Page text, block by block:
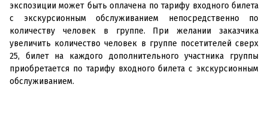
экспозиции может быть оплачена по тарифу входного билета
с экскурсионным обслуживанием непосредственно по
количеству человек в группе. При желании заказчика
увеличить количество человек в группе посетителей сверх
25, билет на каждого дополнительного участника группы
приобретается по тарифу входного билета с экскурсионным
обслуживанием.